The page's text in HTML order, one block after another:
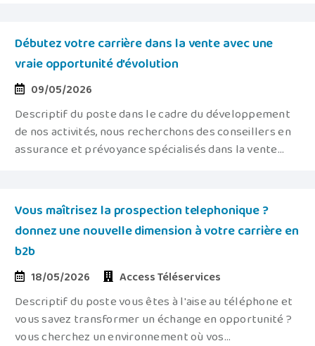
Débutez votre carrière dans la vente avec une
vraie opportunité d'évolution
09/05/2026
Descriptif du poste dans le cadre du développement
de nos activités, nous recherchons des conseillers en
assurance et prévoyance spécialisés dans la vente...
Vous maîtrisez la prospection telephonique ?
donnez une nouvelle dimension à votre carrière en
b2b
18/05/2026 Access Téléservices
Descriptif du poste vous êtes à l'aise au téléphone et
vous savez transformer un échange en opportunité ?
vous cherchez un environnement où vos...